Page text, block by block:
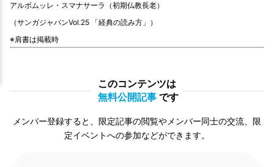
アルボムッレ・スマナサーラ（初期仏教長老）
（サンガジャパンVol.25 「経典の読み方」）
※肩書は掲載時
このコンテンツは
無料公開記事 です
メンバー登録すると、限定記事の閲覧やメンバー同士の交流、限
定イベントへの参加などができます。